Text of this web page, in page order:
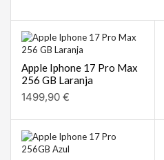
Apple Iphone 17 Pro Max
256 GB Laranja
1499,90 €